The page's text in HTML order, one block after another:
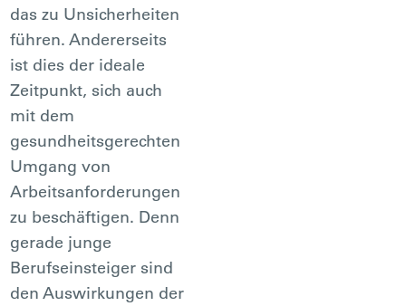
das zu Unsicherheiten
führen. Andererseits
ist dies der ideale
Zeitpunkt, sich auch
mit dem
gesundheitsgerechten
Umgang von
Arbeitsanforderungen
zu beschäftigen. Denn
gerade junge
Berufseinsteiger sind
den Auswirkungen der